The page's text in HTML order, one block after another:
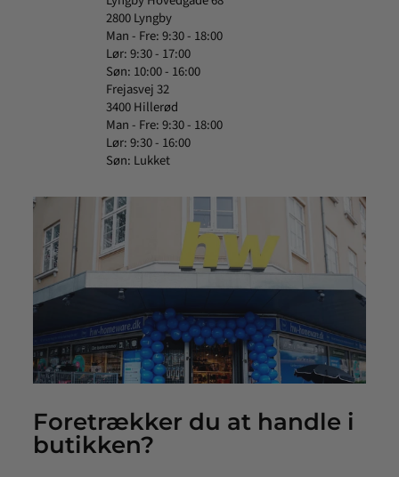
Foretrækker du at handle i
butikken?
2800 Lyngby
Man - Fre: 9:30 - 18:00
Lør: 9:30 - 17:00
Søn: 10:00 - 16:00
Frejasvej 32
3400 Hillerød
Man - Fre: 9:30 - 18:00
Lør: 9:30 - 16:00
Søn: Lukket